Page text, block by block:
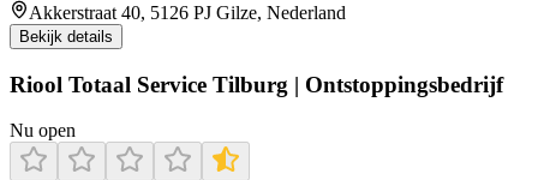
Akkerstraat 40, 5126 PJ Gilze, Nederland
Bekijk details
Riool Totaal Service Tilburg | Ontstoppingsbedrijf
Nu open